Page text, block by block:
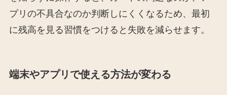
プリの不具合なのか判断しにくくなるため、最初
に残高を見る習慣をつけると失敗を減らせます。
端末やアプリで使える方法が変わる